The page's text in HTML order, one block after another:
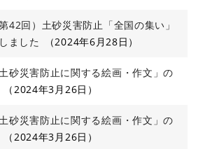
42回）土砂災害防止「全国の集い」
ました
2024年6月28日
砂災害防止に関する絵画・作文」の
2024年3月26日
砂災害防止に関する絵画・作文」の
2024年3月26日